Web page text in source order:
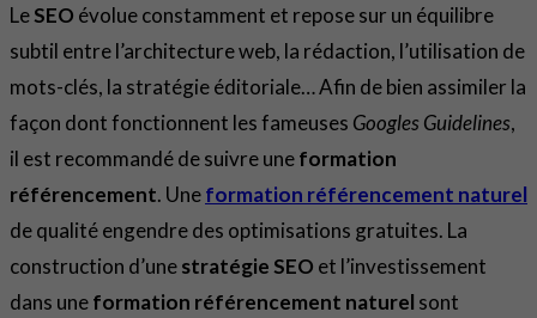
LeSEO évolue constamment et repose sur un équilibre
subtil entre l’architecture web, la rédaction, l’utilisation de
mots-clés, la stratégie éditoriale… Afin de bien assimiler la
façon dont fonctionnent les fameuses Googles Guidelines,
il est recommandé de suivre uneformation
référencement. Uneformation référencement naturel
de qualité engendre des optimisations gratuites. La
construction d’unestratégie SEO et l’investissement
dans uneformation référencement naturel sont